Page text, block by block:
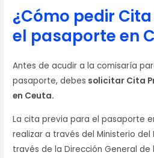
¿Cómo pedir
el pasaporte en
Antes de acudir a la comisaría
pasaporte, debes solicitar Cita
en Ceuta.
La cita previa para el pasaporte
realizar a través del Ministerio
través de la Dirección General de